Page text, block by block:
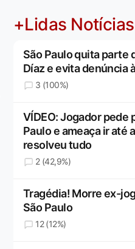
+Lidas Notícias
São Paulo quita parte
Díaz e evita denúncia
3 (100%)
VÍDEO: Jogador pede
Paulo e ameaça ir até
resolveu tudo
2 (42,9%)
Tragédia! Morre ex-
São Paulo
12 (12%)